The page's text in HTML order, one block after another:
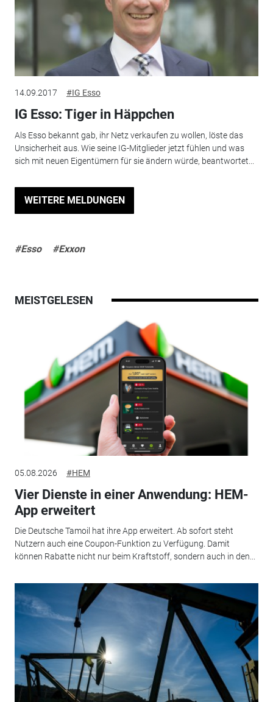
14.09.2017 #IG Esso
IG Esso: Tiger in Häppchen
Als Esso bekannt gab, ihr Netz verkaufen zu wollen, löste das
Unsicherheit aus. Wie seine IG-Mitglieder jetzt fühlen und was
sich mit neuen Eigentümern für sie ändern würde, beantwortet...
WEITERE MELDUNGEN
#Esso #Exxon
MEISTGELESEN
05.08.2026 #HEM
Vier Dienste in einer Anwendung: HEM-
App erweitert
Die Deutsche Tamoil hat ihre App erweitert. Ab sofort steht
Nutzern auch eine Coupon-Funktion zu Verfügung. Damit
können Rabatte nicht nur beim Kraftstoff, sondern auch in den...